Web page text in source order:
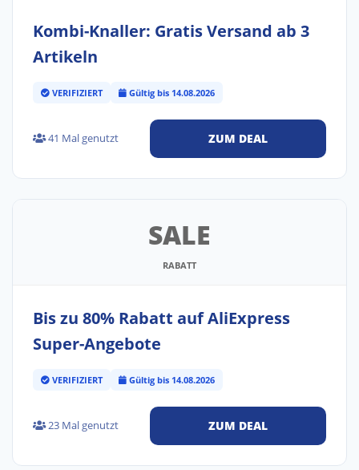
Kombi-Knaller: Gratis Versand ab 3
Artikeln
VERIFIZIERT Gültig bis 14.08.2026
41 Mal genutzt ZUM DEAL
SALE
RABATT
Bis zu 80% Rabatt auf AliExpress
Super-Angebote
VERIFIZIERT Gültig bis 14.08.2026
23 Mal genutzt ZUM DEAL